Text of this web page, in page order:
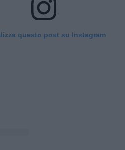
questo post su Instagram